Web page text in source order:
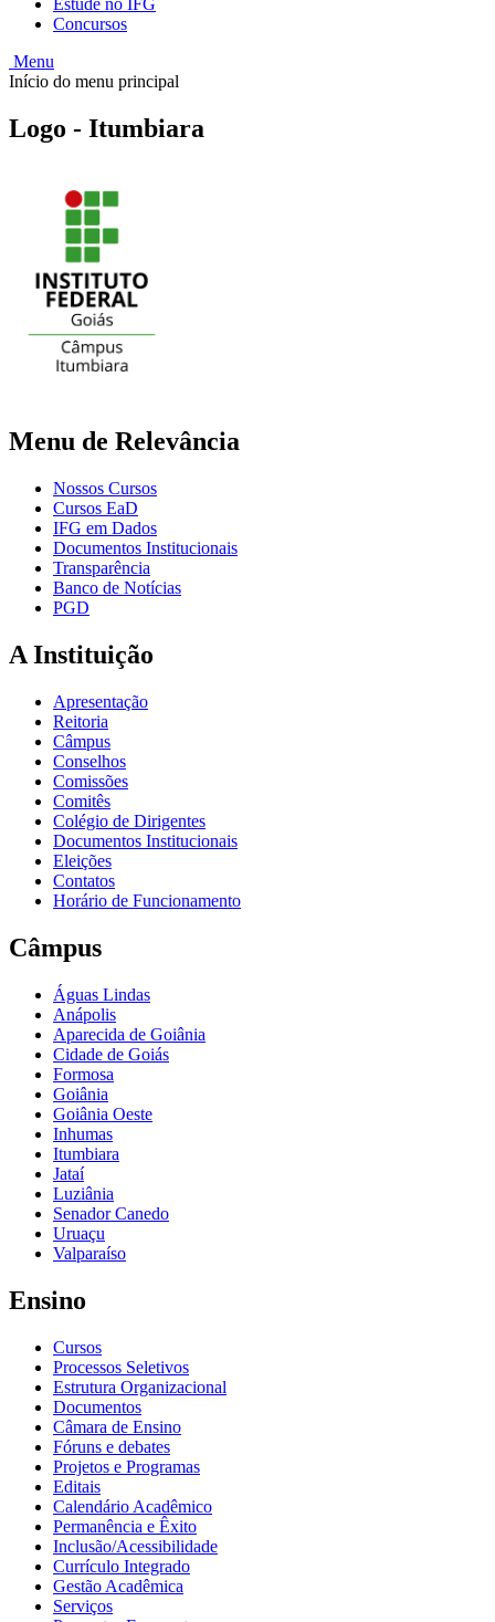
Estude no IFG
Concursos
Menu
Início do menu principal
Logo - Itumbiara
Menu de Relevância
Nossos Cursos
Cursos EaD
IFG em Dados
Documentos Institucionais
Transparência
Banco de Notícias
PGD
A Instituição
Apresentação
Reitoria
Câmpus
Conselhos
Comissões
Comitês
Colégio de Dirigentes
Documentos Institucionais
Eleições
Contatos
Horário de Funcionamento
Câmpus
Águas Lindas
Anápolis
Aparecida de Goiânia
Cidade de Goiás
Formosa
Goiânia
Goiânia Oeste
Inhumas
Itumbiara
Jataí
Luziânia
Senador Canedo
Uruaçu
Valparaíso
Ensino
Cursos
Processos Seletivos
Estrutura Organizacional
Documentos
Câmara de Ensino
Fóruns e debates
Projetos e Programas
Editais
Calendário Acadêmico
Permanência e Êxito
Inclusão/Acessibilidade
Currículo Integrado
Gestão Acadêmica
Serviços